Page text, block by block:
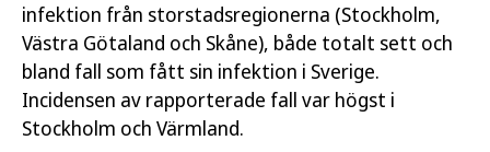
infektion från storstadsregionerna (Stockholm,
Västra Götaland och Skåne), både totalt sett och
bland fall som fått sin infektion i Sverige.
Incidensen av rapporterade fall var högst i
Stockholm och Värmland.